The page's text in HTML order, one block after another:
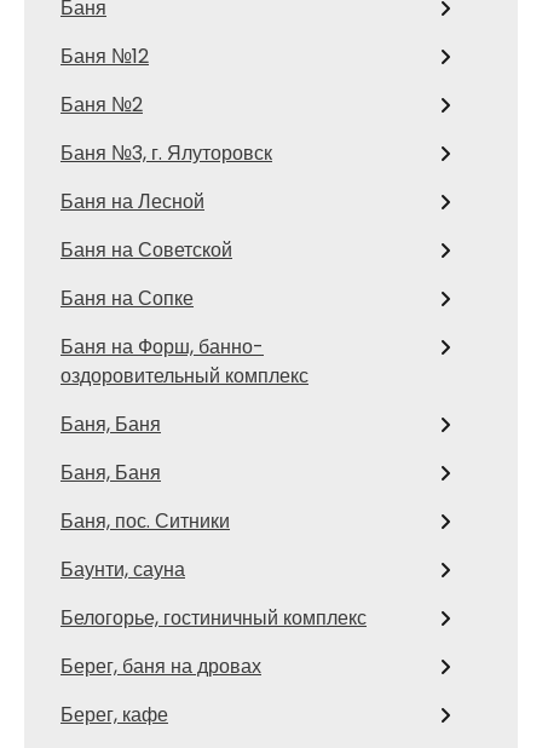
Баня
Баня №12
Баня №2
Баня №3, г. Ялуторовск
Баня на Лесной
Баня на Советской
Баня на Сопке
Баня на Форш, банно-
оздоровительный комплекс
Баня, Баня
Баня, Баня
Баня, пос. Ситники
Баунти, сауна
Белогорье, гостиничный комплекс
Берег, баня на дровах
Берег, кафе